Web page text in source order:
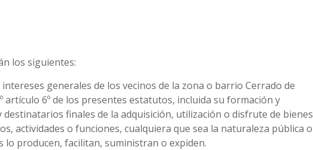
siguientes:
generales de los vecinos de la zona o barrio Cerrado de
artículo 6º de los presentes estatutos, incluida su formación y
finales de la adquisición, utilización o disfrute de bienes
actividades o funciones, cualquiera que sea la naturaleza pública o
lo producen, facilitan, suministran o expiden.